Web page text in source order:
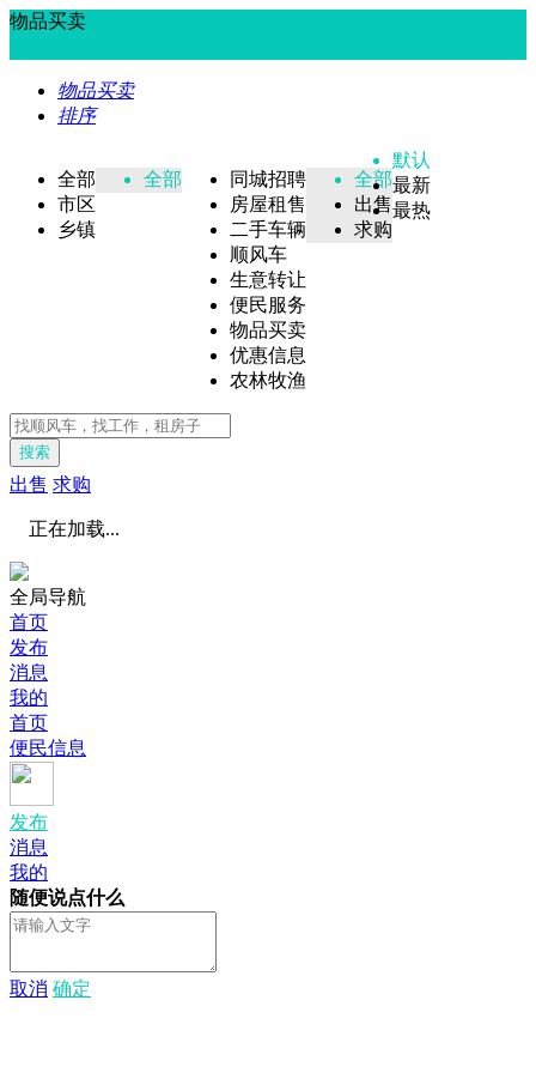
物品买卖
物品买卖
排序
全部
市区
乡镇
全部
同城招聘
房屋租售
二手车辆
顺风车
生意转让
便民服务
物品买卖
优惠信息
农林牧渔
全部
出售
求购
默认
最新
最热
搜索
出售 求购
正在加载...
全局导航
首页
发布
消息
我的
首页
便民信息
发布
消息
我的
随便说点什么
取消 确定